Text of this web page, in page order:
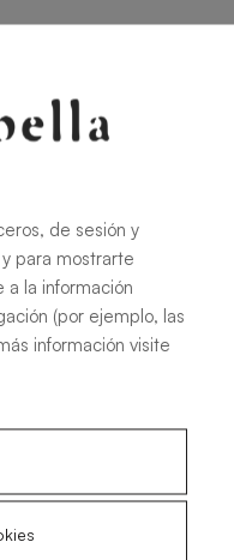
X 70 cm
X 70 cm
X 80 cm
X 80 cm
X 80 cm
X 90 cm
de sesión y
para mostrarte
a la información
(por ejemplo, las
información visite